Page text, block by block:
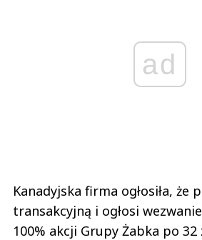
ad
Kanadyjska firma ogłosiła, że
transakcyjną i ogłosi
100% akcji Grupy Żabka po 32